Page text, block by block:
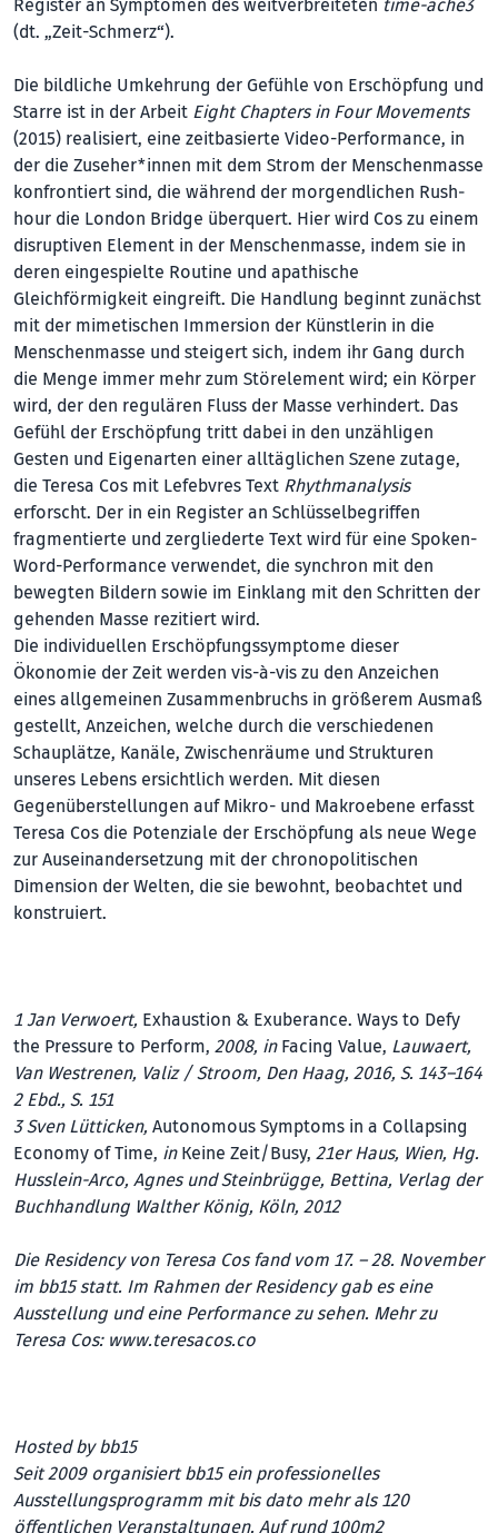
Register an Symptomen des weitverbreiteten time-ache3
(dt. „Zeit-Schmerz“).
Die bildliche Umkehrung der Gefühle von Erschöpfung und
Starre ist in der Arbeit Eight Chapters in Four Movements
(2015) realisiert, eine zeitbasierte Video-Performance, in
der die Zuseher*innen mit dem Strom der Menschenmasse
konfrontiert sind, die während der morgendlichen Rush­
hour die London Bridge überquert. Hier wird Cos zu einem
disruptiven Element in der Menschenmasse, indem sie in
deren eingespielte Routine und apathische
Gleichförmigkeit eingreift. Die Handlung beginnt zunächst
mit der mimetischen Immersion der Künstlerin in die
Menschenmasse und steigert sich, indem ihr Gang durch
die Menge immer mehr zum Störelement wird; ein Körper
wird, der den regulären Fluss der Masse verhindert. Das
Gefühl der Erschöpfung tritt dabei in den unzähligen
Gesten und Eigenarten einer alltäglichen Szene zutage,
die Teresa Cos mit Lefebvres Text Rhythmanalysis
erforscht. Der in ein Register an Schlüsselbegriffen
fragmentierte und zergliederte Text wird für eine Spoken-
Word-Performance verwendet, die synchron mit den
bewegten Bildern sowie im Einklang mit den Schritten der
gehenden Masse rezitiert wird.
Die individuellen Erschöpfungssymptome dieser
Ökonomie der Zeit werden vis-à-vis zu den Anzeichen
eines allgemeinen Zu­sammenbruchs in größerem Ausmaß
gestellt, Anzeichen, welche durch die verschiedenen
Schauplätze, Kanäle, Zwi­schen­räume und Strukturen
unseres Lebens ersichtlich werden. Mit diesen
Gegenüberstellungen auf Mikro- und Makroebene erfasst
Teresa Cos die Potenziale der Erschöpfung als neue Wege
zur Auseinandersetzung mit der chronopolitischen
Dimension der Welten, die sie bewohnt, beobachtet und
konstruiert.
1 Jan Verwoert, Exhaustion & Exuberance. Ways to Defy
the Pressure to Perform, 2008, in Facing Value, Lauwaert,
Van Westrenen, Valiz / Stroom, Den Haag, 2016, S. 143–164
2 Ebd., S. 151
3 Sven Lütticken, Autonomous Symptoms in a Collapsing
Economy of Time, in Keine Zeit/Busy, 21er Haus, Wien, Hg.
Husslein-Arco, Agnes und Steinbrügge, Bettina, Verlag der
Buchhandlung Walther König, Köln, 2012
Die Residency von Teresa Cos fand vom 17. – 28. November
im bb15 statt. Im Rahmen der Residency gab es eine
Ausstellung und eine Performance zu sehen. Mehr zu
Teresa Cos: www.teresacos.co
Hosted by bb15
Seit 2009 organisiert bb15 ein professionelles
Ausstellungsprogramm mit bis dato mehr als 120
öffentlichen Veranstaltungen. Auf rund 100m2